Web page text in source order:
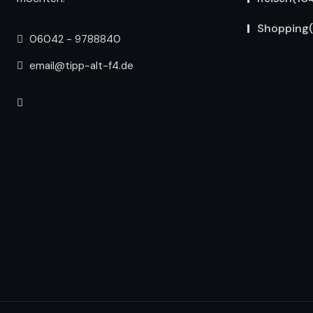
06042 - 9788840
email@tipp-alt-f4.de
Shopping